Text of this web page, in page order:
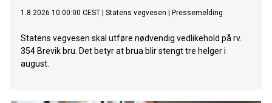
1.8.2026 10:00:00 CEST Statens vegvesen Pressemelding
Statens vegvesen skal utføre nødvendig vedlikehold på rv.
354 Brevik bru. Det betyr at brua blir stengt tre helger i
august.